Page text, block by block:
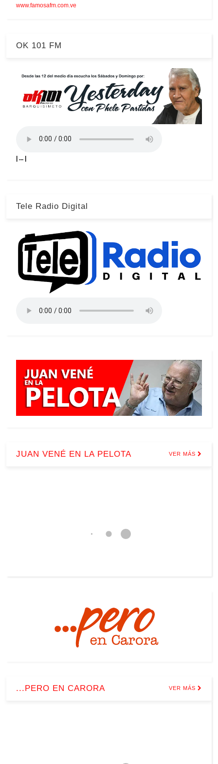
www.famosafm.com.ve
OK 101 FM
| ... |
Tele Radio Digital
JUAN VENÉ EN LA PELOTA VER MÁS
...PERO EN CARORA VER MÁS